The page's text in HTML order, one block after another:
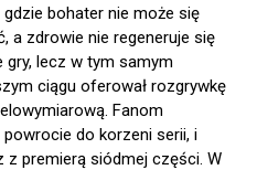
bohater nie może się
a zdrowie nie regeneruje się
gry, lecz w tym samym
ciągu oferował rozgrywkę
Fanom
do korzeni serii, i
z premierą siódmej części. W